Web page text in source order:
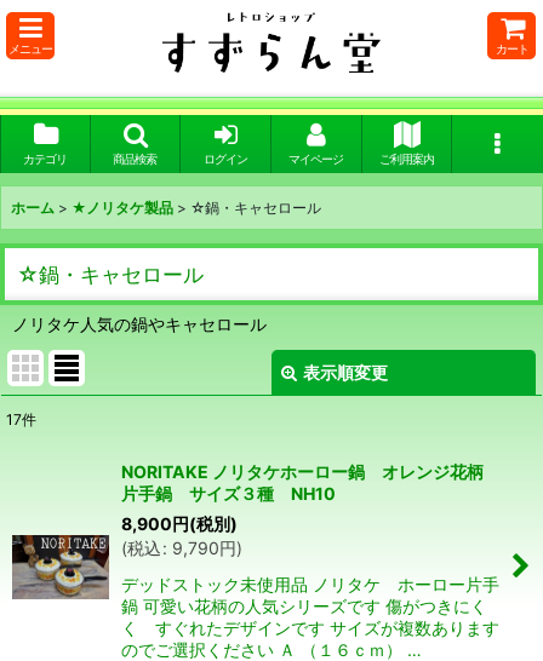
メニュー カート
カテゴリ 商品検索 ログイン マイページ ご利用案内
ホーム > ★ノリタケ製品 > ☆鍋・キャセロール
☆鍋・キャセロール
ノリタケ人気の鍋やキャセロール
表示順変更
並び順:
絞り込む
17件
NORITAKE ノリタケホーロー鍋 オレンジ花柄
片手鍋 サイズ３種 NH10
8,900円(税別)
(税込: 9,790円)
デッドストック未使用品 ノリタケ ホーロー片手
鍋 可愛い花柄の人気シリーズです 傷がつきにく
く すぐれたデザインです サイズが複数あります
のでご選択ください Ａ （１６ｃｍ） …